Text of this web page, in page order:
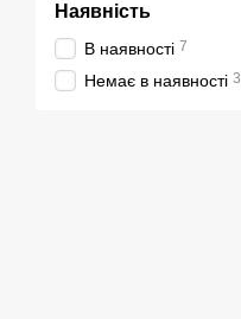
Наявність
В наявності 7
Немає в наявності 3